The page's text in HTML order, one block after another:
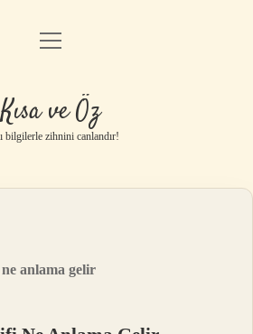
Anasayfa
Gizlilik Politikası
Yasal Uyarı
menüyü
Kısa ve Öz
bilgilerle zihnini canlandır!
anlama gelir